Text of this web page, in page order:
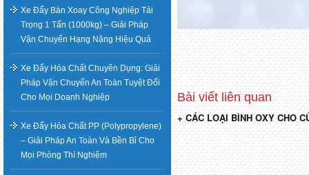
Điều
hướng
CÁC LOẠI BÌNH OXY CHO
Xe Đẩy Bàn Xoay Công Nghiệp Tải
Trọng 1 Tấn (1000kg) – Giải Pháp
Vận Chuyển Hạng Nặng Hiệu Quả
Xe Đẩy Hóa Chất Chuyên Dụng: Giải
Pháp Vận Chuyển An Toàn Tuyệt Đối
Cho Mọi Doanh Nghiệp
Xe Đẩy Hóa Chất PP (Polypropylene)
– Giải Pháp An Toàn Và Bền Bỉ Cho
Mọi Phòng Thí Nghiệm